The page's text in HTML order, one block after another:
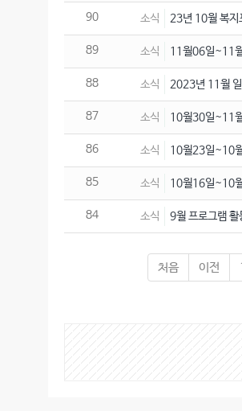
90 소식 23년 10월 복지
89 소식 11월06일~11
88 소식 2023년 11월
87 소식 10월30일~11
86 소식 10월23일~10
85 소식 10월16일~10
84 소식 9월 프로그램 활
처음 이전